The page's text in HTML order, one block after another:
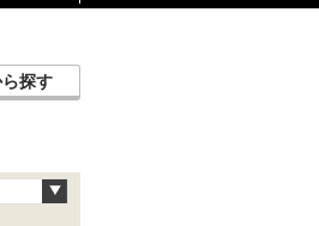
探す